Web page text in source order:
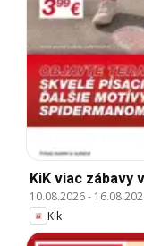
KiK viac zábavy
10.08.2026-
Kik